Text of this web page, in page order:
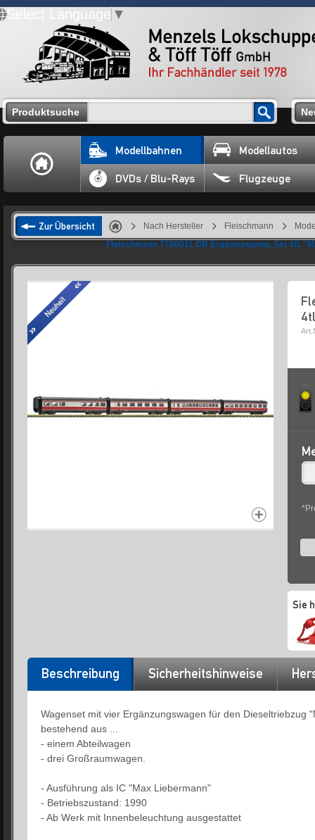
Select Language ▼
Produktsuche
Modellbahnen Modellautos
DVDs / Blu-Rays Flugzeuge
Zur Übersicht Nach Hersteller Fleischmann
Fleischmann 7760011 DR Ergänzungswg. Set 4tl.
Sie
Beschreibung Sicherheitshinweise
Wagenset mit vier Ergänzungswagen für den
bestehend aus ...
- einem Abteilwagen
- drei Großraumwagen.
- Ausführung als IC "Max Liebermann"
- Betriebszustand: 1990
- Ab Werk mit Innenbeleuchtung ausgestattet